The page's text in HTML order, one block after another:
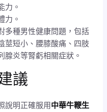
力。
力。
多種男性健康問題，包括
莖短小、腰膝酸痛、四肢
腺炎等腎虧相關症狀。
議
說明正確服用中華牛鞭生